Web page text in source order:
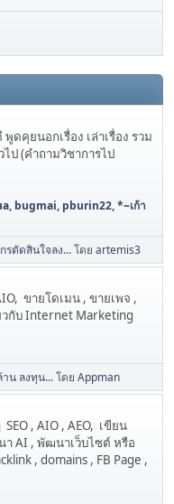
ดคุยนอกเรื่อง เล่าเรื่อง รวม
ป (คำถามวิชาการไป
, bugmai, pburin22,*~เก้า
รตัดสินใจลง...โดย artemis3
ขายโดเมน , ขายเพจ ,
วกับ Internet Marketing
าน ลงทุน...โดย Appman
, AIO , AEO, เขียน
AI , พัฒนาเว็บไซต์ หรือ
, domains , FB Page ,